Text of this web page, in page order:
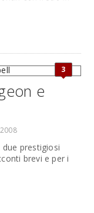
3
e
prestigiosi
brevi e per i